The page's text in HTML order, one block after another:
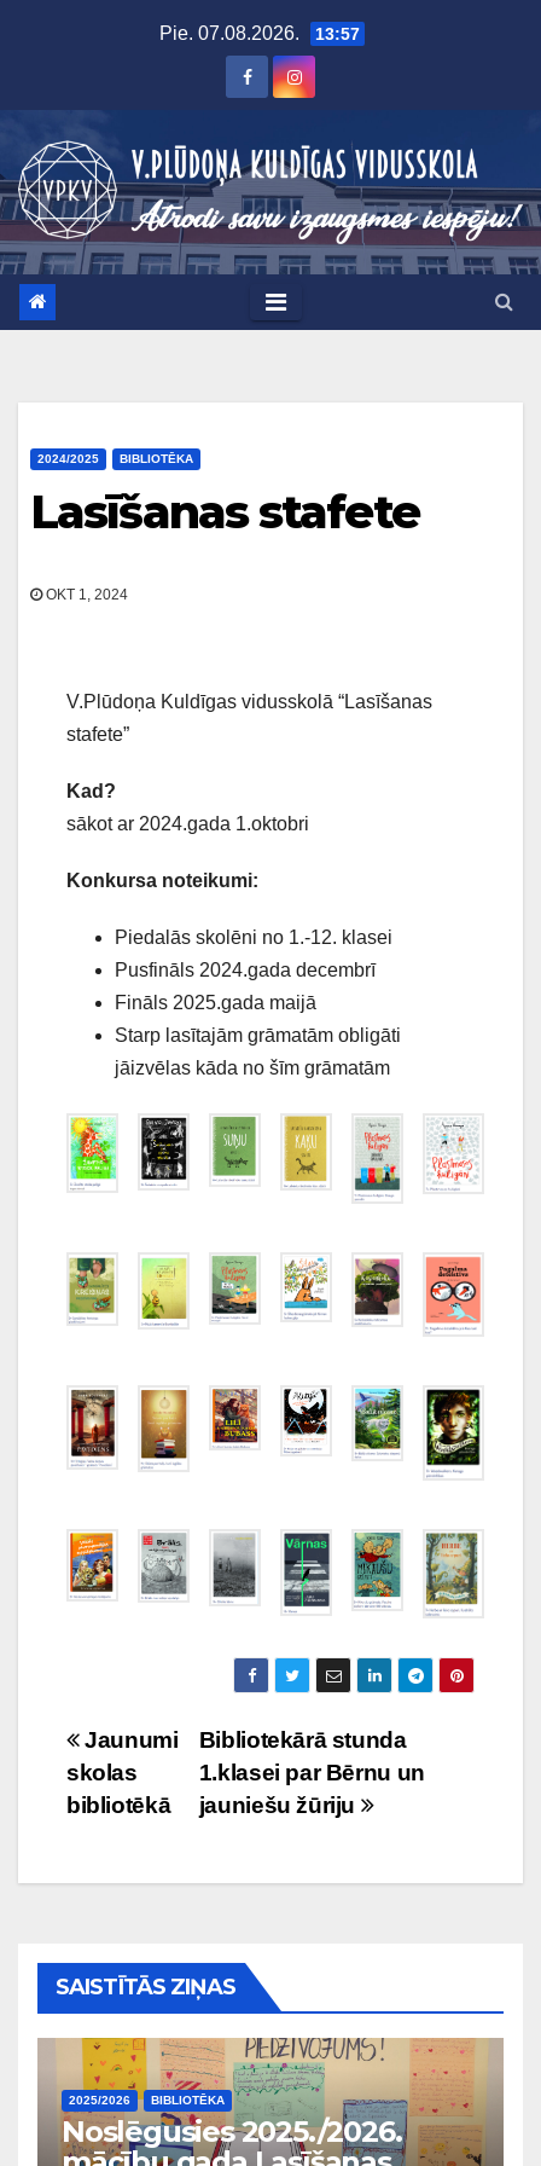
Pie. 07.08.2026. 13:57
2024/2025 BIBLIOTĒKA
Lasīšanas stafete
OKT 1, 2024
V.Plūdoņa Kuldīgas vidusskolā “Lasīšanas
stafete”
Kad?
sākot ar 2024.gada 1.oktobri
Konkursa noteikumi:
Piedalās skolēni no 1.-12. klasei
Pusfināls 2024.gada decembrī
Fināls 2025.gada maijā
Starp lasītajām grāmatām obligāti
jāizvēlas kāda no šīm grāmatām
Ziņu
izvēlne
Bibliotekārā stunda
1.klasei par Bērnu un
jauniešu žūriju
Jaunumi
skolas
bibliotēkā
SAISTĪTĀS ZIŅAS
2025/2026 BIBLIOTĒKA
Noslēgusies 2025./2026.